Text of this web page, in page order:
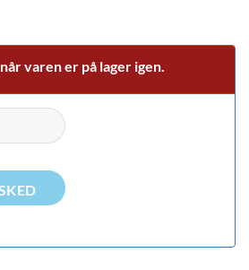
varen er på lager igen.